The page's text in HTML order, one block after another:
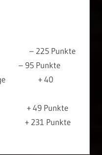
– 225 Punkte
– 95 Punkte
Siege + 40
+ 49 Punkte
+ 231 Punkte